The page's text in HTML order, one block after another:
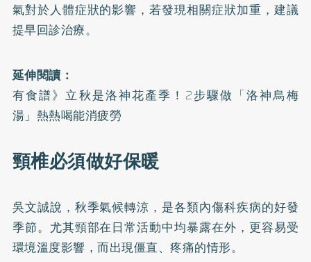
氣對於人體症狀的影響，若發現相關症狀加重，建議
提早回診治療。
延伸閱讀：
有食譜》立秋是洛神花產季！2步驟做「洛神烏梅
湯」熱熱喝能消疲勞
頸椎必須做好保暖
吳文誠說，秋季氣候轉涼，是各類內傷科疾病的好發
季節。尤其頸部在日常活動中均暴露在外，更容易受
環境溫度影響，而出現僵直、疼痛的情形。